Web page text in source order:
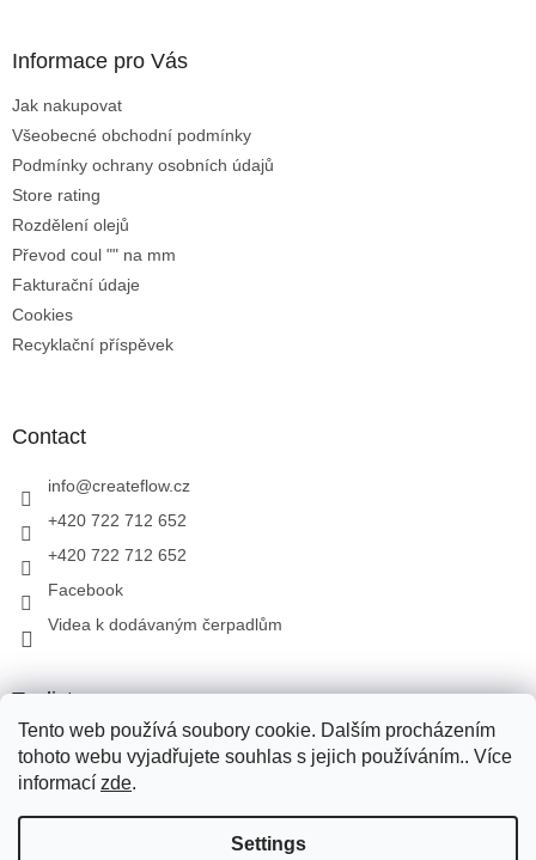
Tento web používá soubory cookie. Dalším procházením
tohoto webu vyjadřujete souhlas s jejich používáním.. Více
informací zde.
Settings
use Zásilkovna, DPD, Topptrans to transport goods to Slovakia. In
Informace pro Vás
Jak nakupovat
Všeobecné obchodní podmínky
Podmínky ochrany osobních údajů
Store rating
Rozdělení olejů
Převod coul "" na mm
Fakturační údaje
Cookies
Recyklační příspěvek
Contact
info@createflow.cz
+420 722 712 652
+420 722 712 652
Facebook
Videa k dodávaným čerpadlům
Toplist